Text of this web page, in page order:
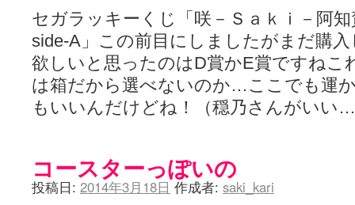
セガラッキーくじ「咲－Ｓａｋｉ－
side-A」この前目にしましたがまだ購
欲しいと思ったのはD賞かE賞ですねこ
は箱だから選べないのか…ここでも運
もいいんだけどね！（穏乃さんがいい
コースターっぽいの
投稿日: 2014年3月18日 作成者: saki_kari